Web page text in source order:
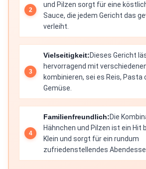
und Pilzen sorgt für eine
Sauce, die jedem Gericht das
verleiht.
Vielseitigkeit:Dieses Gericht
hervorragend mit
kombinieren, sei es Reis, Pasta
Gemüse.
Familienfreundlich:Die
Hähnchen und Pilzen ist ein Hit
Klein und sorgt für ein rundum
zufriedenstellendes